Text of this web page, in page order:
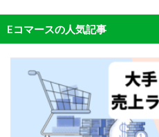
Eコマースの人気記事